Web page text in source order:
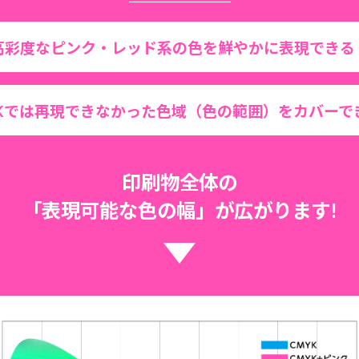
彩度なピンク・レッド系の色を鮮やかに表現できる
は再現できなかった色域（色の範囲）をカバーで
印刷物全体の
「表現可能な色の幅」が広がります!